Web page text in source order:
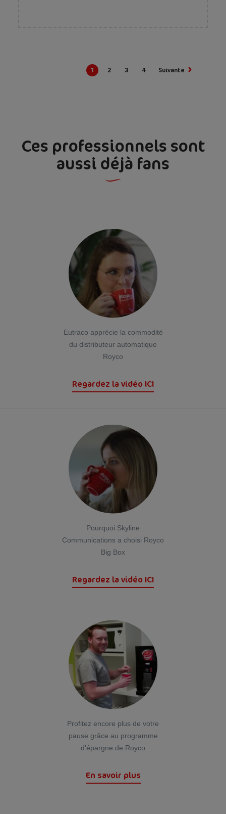
Page
courante
1 Page
2 Page
3 Page
4
Page
Suivante
Dernière
Laatste
Ces professionnels sont
aussi déjà fans
Eutraco apprécie la commodité
du distributeur automatique
Royco
Regardez la vidéo ICI
Pourquoi Skyline
Communications a choisi Royco
Big Box
Regardez la vidéo ICI
Profitez encore plus de votre
pause grâce au programme
d’épargne de Royco
En savoir plus